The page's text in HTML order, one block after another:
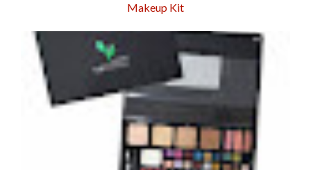
Makeup Kit